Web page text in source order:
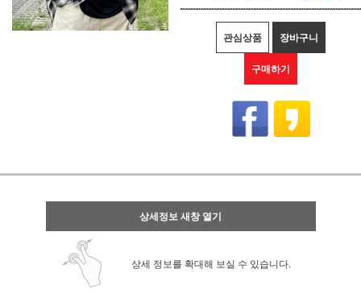
관심상품 장바구니
구매하기
상세정보 새창 열기
상세 정보를 확대해 보실 수 있습니다.